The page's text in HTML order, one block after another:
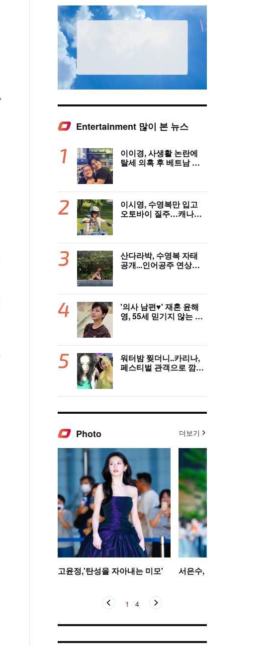
Mute
Entertainment 많이 본 뉴스
이이경, 사생활 논란에
탈세 의혹 후 베트남 女
이시영, 수영복만 입고
오토바이 질주…캐나다
산다라박, 수영복 자태
공개...인어공주 연상케
'의사 남편♥' 재혼 윤해
영, 55세 믿기지 않는 미
워터밤 찢더니..카리나,
페스티벌 관객으로 깜짝
Photo 더보기
고윤정,'탄성을 자아내는 미모' 서은수, 사뿐사뿐
1 4